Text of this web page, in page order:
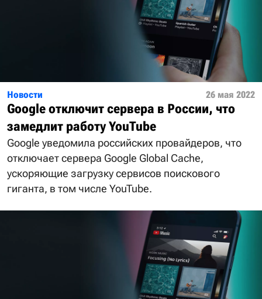
Новости 26 мая 2022
Google отключит сервера в России, что
замедлит работу YouTube
Google уведомила российских провайдеров, что
отключает сервера Google Global Cache,
ускоряющие загрузку сервисов поискового
гиганта, в том числе YouTube.